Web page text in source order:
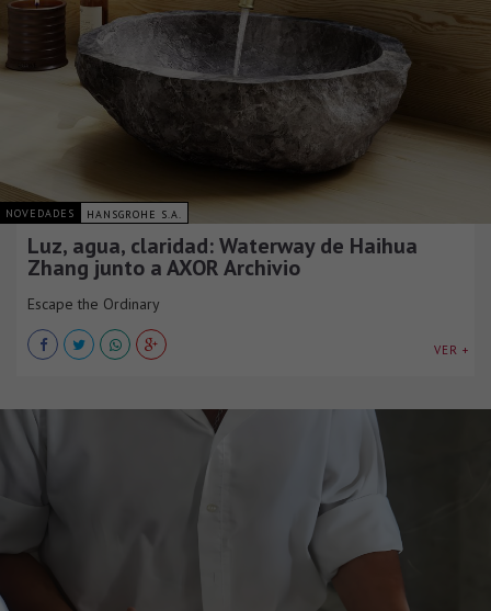
NOVEDADES HANSGROHE S.A.
Luz, agua, claridad: Waterway de Haihua
Zhang junto a AXOR Archivio
Escape the Ordinary
VER +